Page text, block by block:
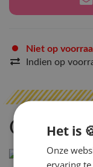
Niet op
Indien op
Het is
Onze
ervaring